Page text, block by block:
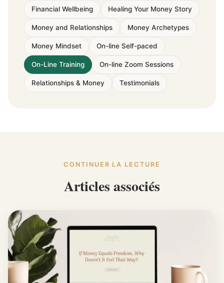
Financial Wellbeing Healing Your Money Story
Money and Relationships Money Archetypes
Money Mindset On-line Self-paced
On-Line Training On-line Zoom Sessions
Relationships & Money Testimonials
CONTINUER LA LECTURE
Articles associés